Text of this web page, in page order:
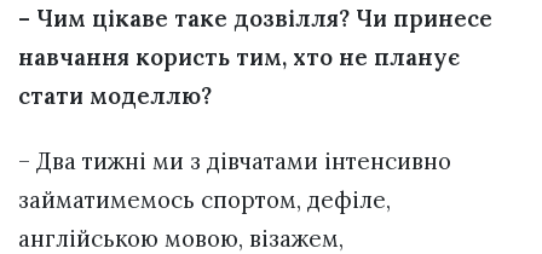
– Чим цікаве таке дозвілля? Чи принесе
навчання користь тим, хто не планує
стати моделлю?
– Два тижні ми з дівчатами інтенсивно
займатимемось спортом, дефіле,
англійською мовою, візажем,